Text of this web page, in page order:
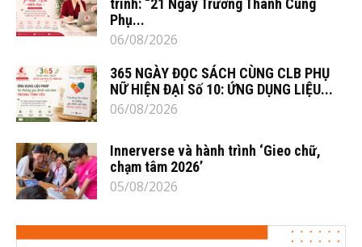
trình: “21 Ngày Trưởng Thành Cùng
Phụ...
06/08/2026
365 NGÀY ĐỌC SÁCH CÙNG CLB PHỤ
NỮ HIỆN ĐẠI Số 10: ỨNG DỤNG LIỆU...
06/08/2026
Innerverse và hành trình ‘Gieo chữ,
chạm tâm 2026’
05/08/2026